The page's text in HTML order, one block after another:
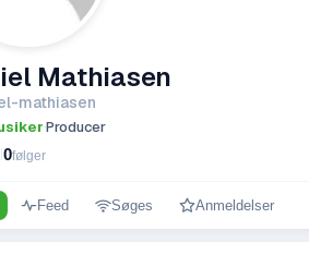
Mathiasen
mathiasen
·Producer
0følger
Feed Søges Anmeldelser